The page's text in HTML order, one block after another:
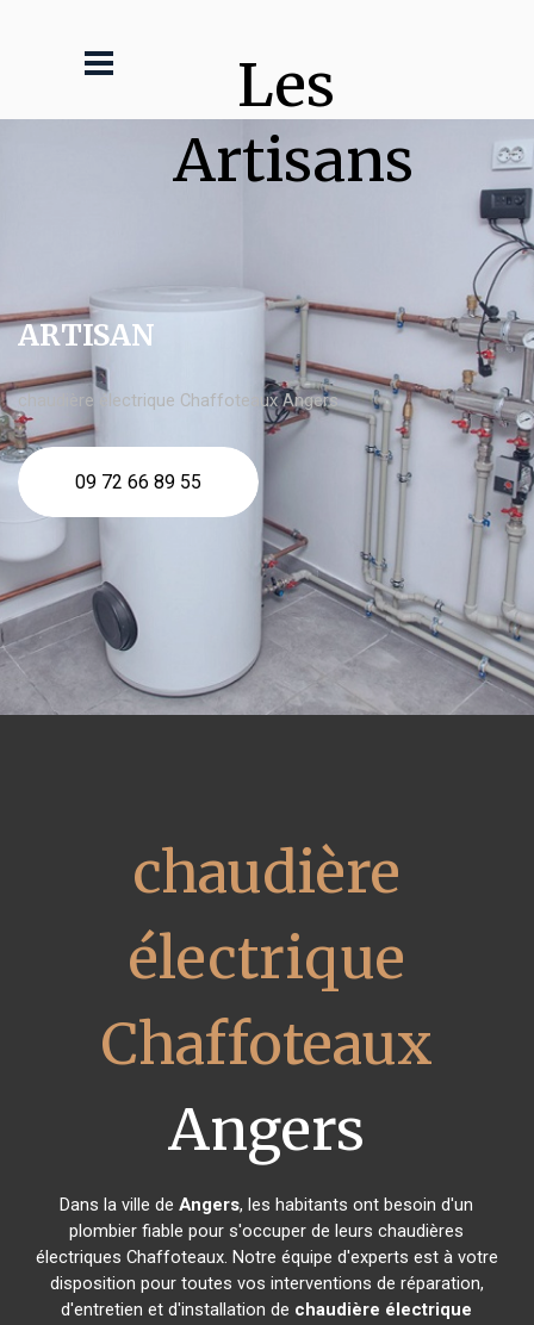
Les
Artisans
ARTISAN
chaudière électrique Chaffoteaux Angers
09 72 66 89 55
chaudière
électrique
Chaffoteaux
Angers
Dans la ville deAngers, les habitants ont besoin d'un
plombier fiable pour s'occuper de leurs chaudières
électriques Chaffoteaux. Notre équipe d'experts est à votre
disposition pour toutes vos interventions de réparation,
d'entretien et d'installation de chaudière électrique